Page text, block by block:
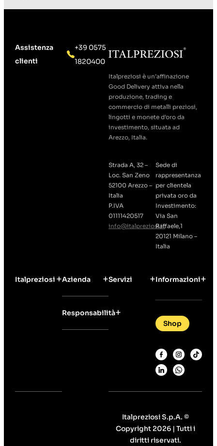
Italpreziosi è un’affinazione
Good Delivery attiva nella
produzione, trading e
commercio di metalli preziosi,
lingotti e monete d’oro da
investimento, situata ad
Arezzo, Italia.
Strada A, 32 –
Loc. San Zeno
52100 Arezzo –
Italia
P.IVA
01111420517
info@italpreziosi.it
Sede di
rappresentanza
per clientela
privata oro da
Investimento:
Via San
Raffaele,1
20121 Milano –
Italia
Assistenza
clienti
+39 0575
1820400
Italpreziosi Azienda
Responsabilità
Servizi Informazioni
Shop
Italpreziosi S.p.A. ©
Copyright 2026 | Tutti i
diritti riservati.